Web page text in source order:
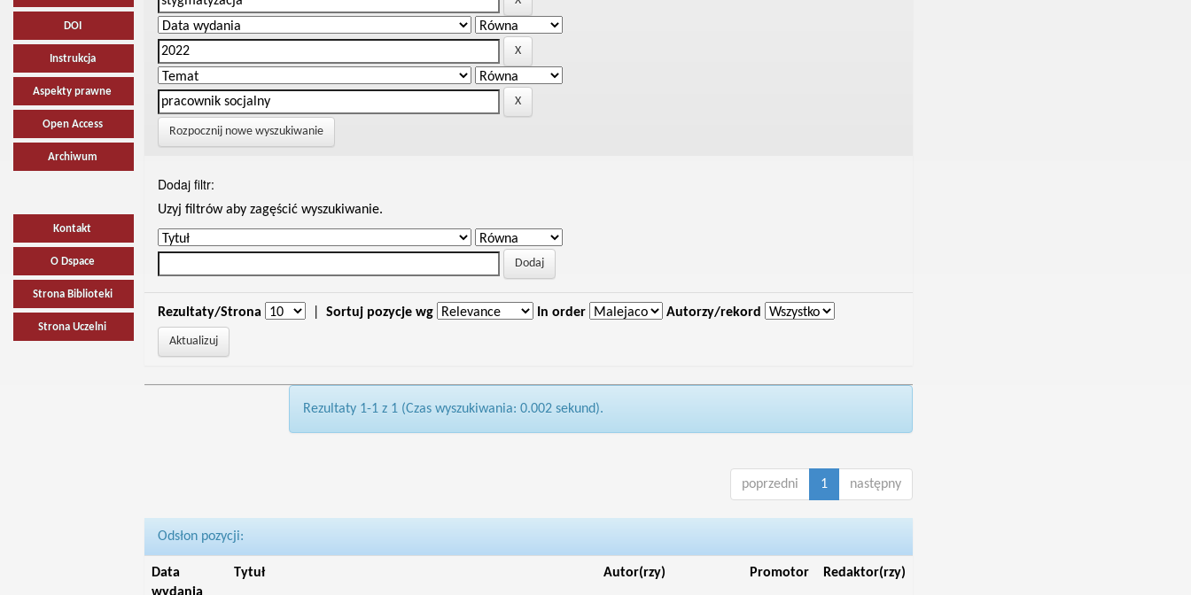
DOI
Instrukcja
Aspekty prawne
Open Access
Archiwum
Kontakt
O Dspace
Strona Biblioteki
Strona Uczelni
Rozpocznij nowe wyszukiwanie
Dodaj filtr:
Uzyj filtrów aby zagęścić wyszukiwanie.
Rezultaty/Strona Sortuj pozycje wg In order Autorzy/rekord
Rezultaty 1-1 z 1 (Czas wyszukiwania: 0.002 sekund).
poprzedni 1 następny
Odsłon pozycji:
Data
Tytuł Autor(rzy) Promotor Redaktor(rzy)